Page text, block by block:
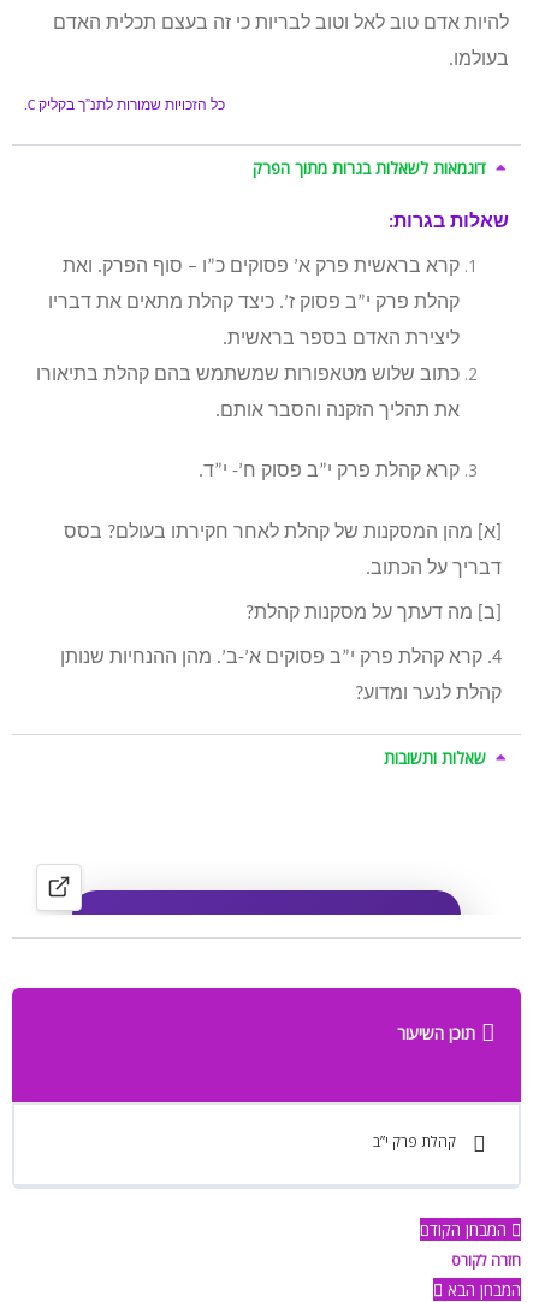
להיות אדם טוב לאל וטוב לבריות כי זה בעצם תכלית האדם
בעולמו.
כל הזכויות שמורות לתנ”ך בקליק C.
דוגמאות לשאלות בגרות מתוך הפרק
שאלות בגרות:
קרא בראשית פרק א’ פסוקים כ”ו – סוף הפרק. ואת
קהלת פרק י”ב פסוק ז’. כיצד קהלת מתאים את דבריו
ליצירת האדם בספר בראשית.
כתוב שלוש מטאפורות שמשתמש בהם קהלת בתיאורו
את תהליך הזקנה והסבר אותם.
קרא קהלת פרק י”ב פסוק ח’- י”ד.
[א] מהן המסקנות של קהלת לאחר חקירתו בעולם? בסס
דבריך על הכתוב.
[ב] מה דעתך על מסקנות קהלת?
4. קרא קהלת פרק י”ב פסוקים א’-ב’. מהן ההנחיות שנותן
קהלת לנער ומדוע?
שאלות ותשובות
תוכן השיעור
קהלת פרק י”ב
המבחן הקודם
חזרה לקורס
המבחן הבא